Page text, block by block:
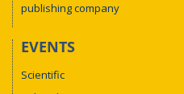
publishing company
EVENTS
Scientific